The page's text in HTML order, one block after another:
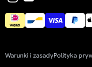
Warunki i zasadyPolityka